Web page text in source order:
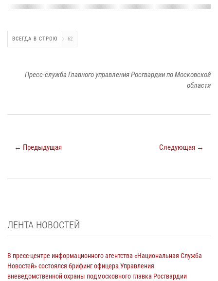
ВСЕГДА В СТРОЮ 62
Пресс-служба Главного управления Росгвардии по Московской
области
← Предыдущая Следующая →
ЛЕНТА НОВОСТЕЙ
В пресс-центре информационного агентства «Национальная Служба
Новостей» состоялся брифинг офицера Управления
вневедомственной охраны подмосковного главка Росгвардии